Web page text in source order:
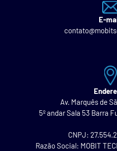
E-
Av. Marquês de
5º andar Sala 53 Barra
CNPJ:
Razão Social: MOBIT